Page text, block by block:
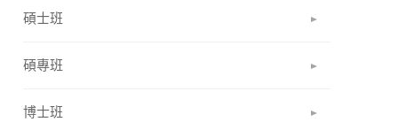
碩士班
碩專班
博士班